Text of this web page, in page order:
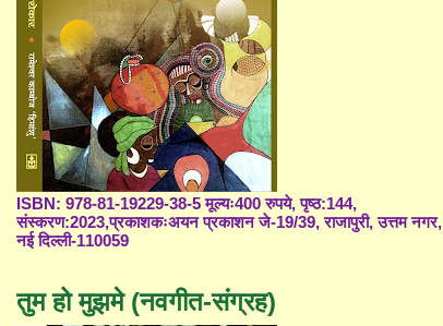
ISBN: 978-81-19229-38-5 मूल्यः400 रुपये, पृष्ठ:144,
संस्करण:2023,प्रकाशकःअयन प्रकाशन जे-19/39, राजापुरी, उत्तम नगर,
नई दिल्ली-110059
तुम हो मुझमे (नवगीत-संग्रह)